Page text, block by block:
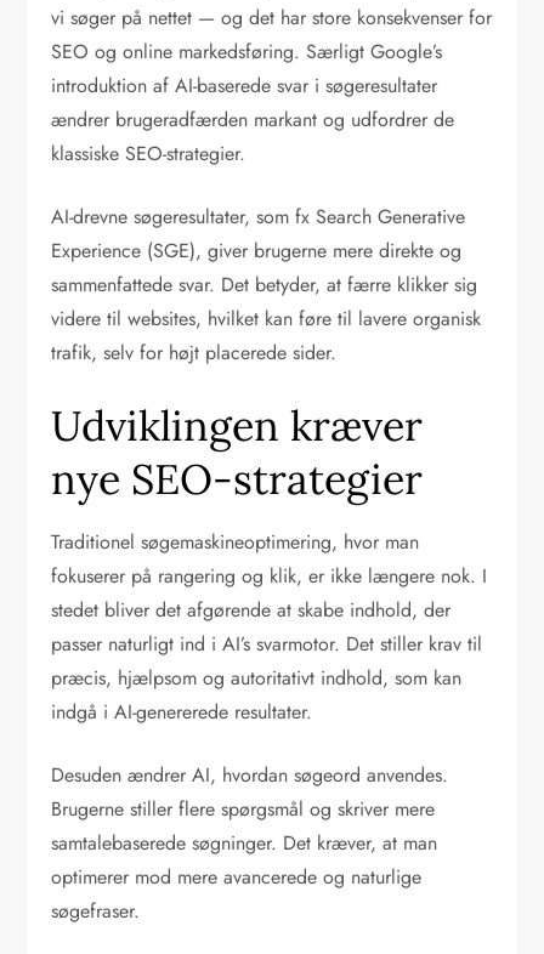
vi søger på nettet — og det har store konsekvenser for
SEO og online markedsføring. Særligt Google’s
introduktion af AI-baserede svar i søgeresultater
ændrer brugeradfærden markant og udfordrer de
klassiske SEO-strategier.
AI-drevne søgeresultater, som fx Search Generative
Experience (SGE), giver brugerne mere direkte og
sammenfattede svar. Det betyder, at færre klikker sig
videre til websites, hvilket kan føre til lavere organisk
trafik, selv for højt placerede sider.
Udviklingen kræver
nye SEO-strategier
Traditionel søgemaskineoptimering, hvor man
fokuserer på rangering og klik, er ikke længere nok. I
stedet bliver det afgørende at skabe indhold, der
passer naturligt ind i AI’s svarmotor. Det stiller krav til
præcis, hjælpsom og autoritativt indhold, som kan
indgå i AI-genererede resultater.
Desuden ændrer AI, hvordan søgeord anvendes.
Brugerne stiller flere spørgsmål og skriver mere
samtalebaserede søgninger. Det kræver, at man
optimerer mod mere avancerede og naturlige
søgefraser.